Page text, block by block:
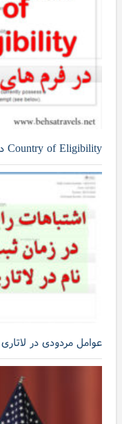
Country of Eligibility در فرم لاتاری به چه معناست؟
عوامل مردودی در